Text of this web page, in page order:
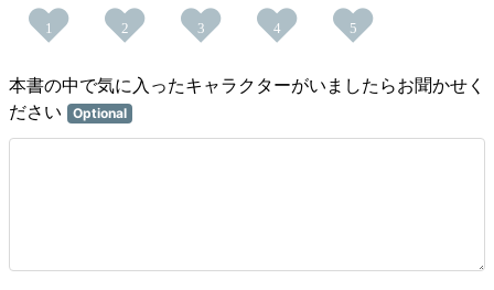
1 2 3 4 5
本書の中で気に入ったキャラクターがいましたらお聞かせく
ださい
Optional